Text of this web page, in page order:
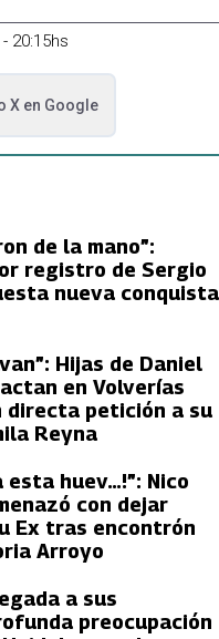
20:15hs
Xen Google
de la mano”:
registro de Sergio
nueva conquista
Hijas de Daniel
en Volverías
directa petición a su
Reyna
esta huev…!”: Nico
con dejar
Ex tras encontrón
Arroyo
a sus
preocupación